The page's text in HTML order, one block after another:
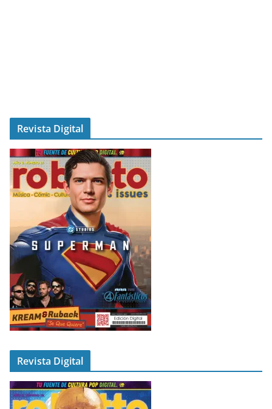
Revista Digital
Revista Digital